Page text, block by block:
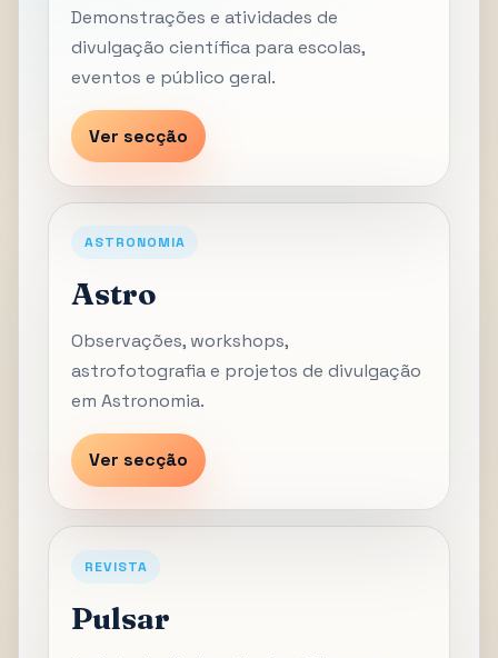
Demonstrações e atividades de
divulgação científica para escolas,
eventos e público geral.
Ver secção
ASTRONOMIA
Astro
Observações, workshops,
astrofotografia e projetos de divulgação
em Astronomia.
Ver secção
REVISTA
Pulsar